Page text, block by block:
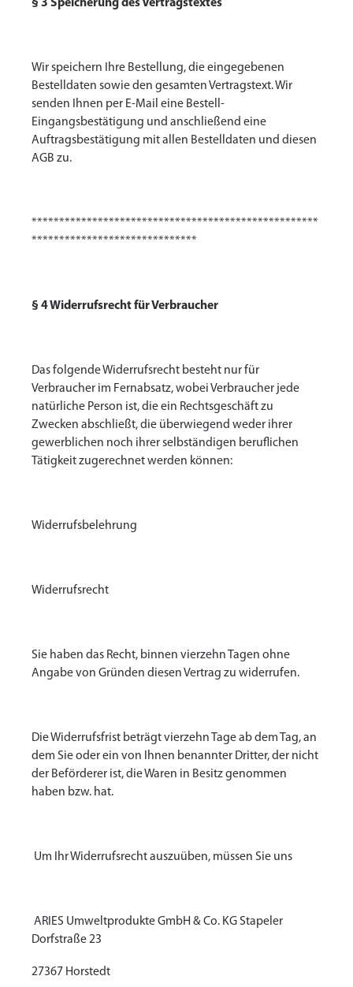
§ 3 Speicherung des Vertragstextes
Wir speichern Ihre Bestellung, die eingegebenen
Bestelldaten sowie den gesamten Vertragstext. Wir
senden Ihnen per E-Mail eine Bestell-
Eingangsbestätigung und anschließend eine
Auftragsbestätigung mit allen Bestelldaten und diesen
AGB zu.
****************************************************
******************************
§ 4 Widerrufsrecht für Verbraucher
Das folgende Widerrufsrecht besteht nur für
Verbraucher im Fernabsatz, wobei Verbraucher jede
natürliche Person ist, die ein Rechtsgeschäft zu
Zwecken abschließt, die überwiegend weder ihrer
gewerblichen noch ihrer selbständigen beruflichen
Tätigkeit zugerechnet werden können:
Widerrufsbelehrung
Widerrufsrecht
Sie haben das Recht, binnen vierzehn Tagen ohne
Angabe von Gründen diesen Vertrag zu widerrufen.
Die Widerrufsfrist beträgt vierzehn Tage ab dem Tag, an
dem Sie oder ein von Ihnen benannter Dritter, der nicht
der Beförderer ist, die Waren in Besitz genommen
haben bzw. hat.
Um Ihr Widerrufsrecht auszuüben, müssen Sie uns
ARIES Umweltprodukte GmbH & Co. KG Stapeler
Dorfstraße 23
27367 Horstedt